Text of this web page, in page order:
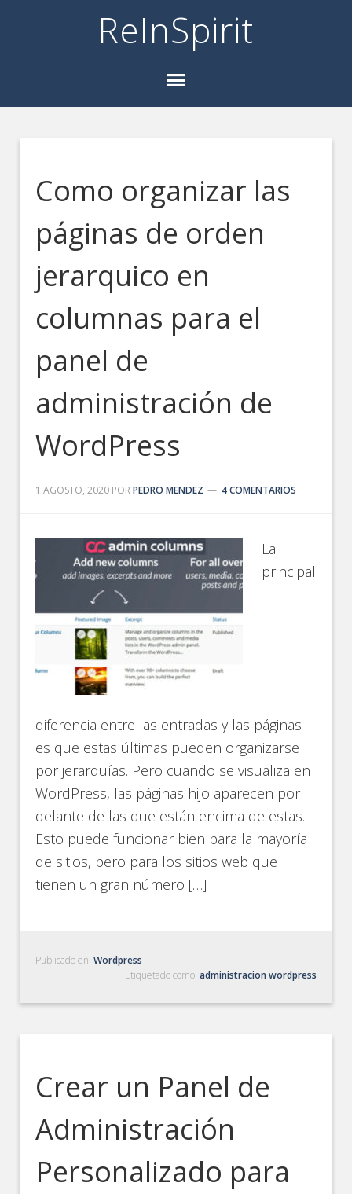
ReInSpirit
Como organizar las
páginas de orden
jerarquico en
columnas para el
panel de
administración de
WordPress
1 AGOSTO, 2020 PORPEDRO MENDEZ 4 COMENTARIOS
La
principal
diferencia entre las entradas y las páginas
es que estas últimas pueden organizarse
por jerarquías. Pero cuando se visualiza en
WordPress, las páginas hijo aparecen por
delante de las que están encima de estas.
Esto puede funcionar bien para la mayoría
de sitios, pero para los sitios web que
tienen un gran número […]
Publicado en:Wordpress
Etiquetado como: administracion wordpress
Crear un Panel de
Administración
Personalizado para